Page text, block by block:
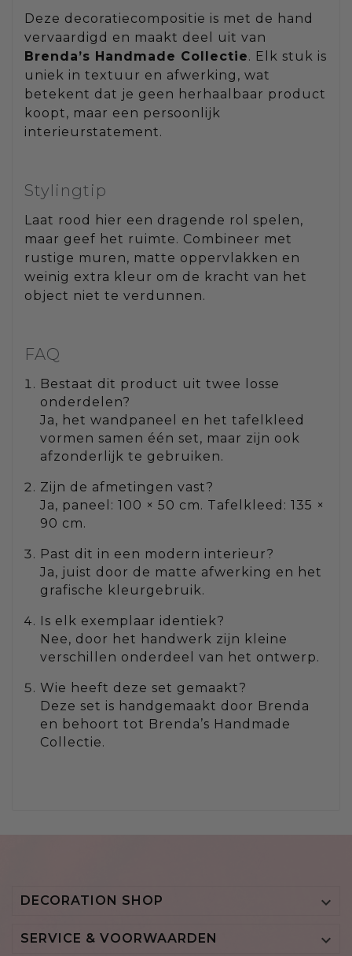
Deze decoratiecompositie is met de hand
vervaardigd en maakt deel uit van
Brenda’s Handmade Collectie. Elk stuk is
uniek in textuur en afwerking, wat
betekent dat je geen herhaalbaar product
koopt, maar een persoonlijk
interieurstatement.
Stylingtip
Laat rood hier een dragende rol spelen,
maar geef het ruimte. Combineer met
rustige muren, matte oppervlakken en
weinig extra kleur om de kracht van het
object niet te verdunnen.
FAQ
Bestaat dit product uit twee losse
onderdelen?
Ja, het wandpaneel en het tafelkleed
vormen samen één set, maar zijn ook
afzonderlijk te gebruiken.
Zijn de afmetingen vast?
Ja, paneel: 100 × 50 cm. Tafelkleed: 135 ×
90 cm.
Past dit in een modern interieur?
Ja, juist door de matte afwerking en het
grafische kleurgebruik.
Is elk exemplaar identiek?
Nee, door het handwerk zijn kleine
verschillen onderdeel van het ontwerp.
Wie heeft deze set gemaakt?
Deze set is handgemaakt door Brenda
en behoort tot Brenda’s Handmade
Collectie.
DECORATION SHOP 
SERVICE & VOORWAARDEN 